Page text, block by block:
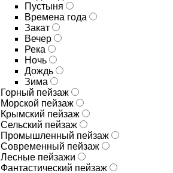
Пустыня
Времена года
Закат
Вечер
Река
Ночь
Дождь
Зима
Горный пейзаж
Морской пейзаж
Крымский пейзаж
Сельский пейзаж
Промышленный пейзаж
Современный пейзаж
Лесные пейзажи
Фантастический пейзаж